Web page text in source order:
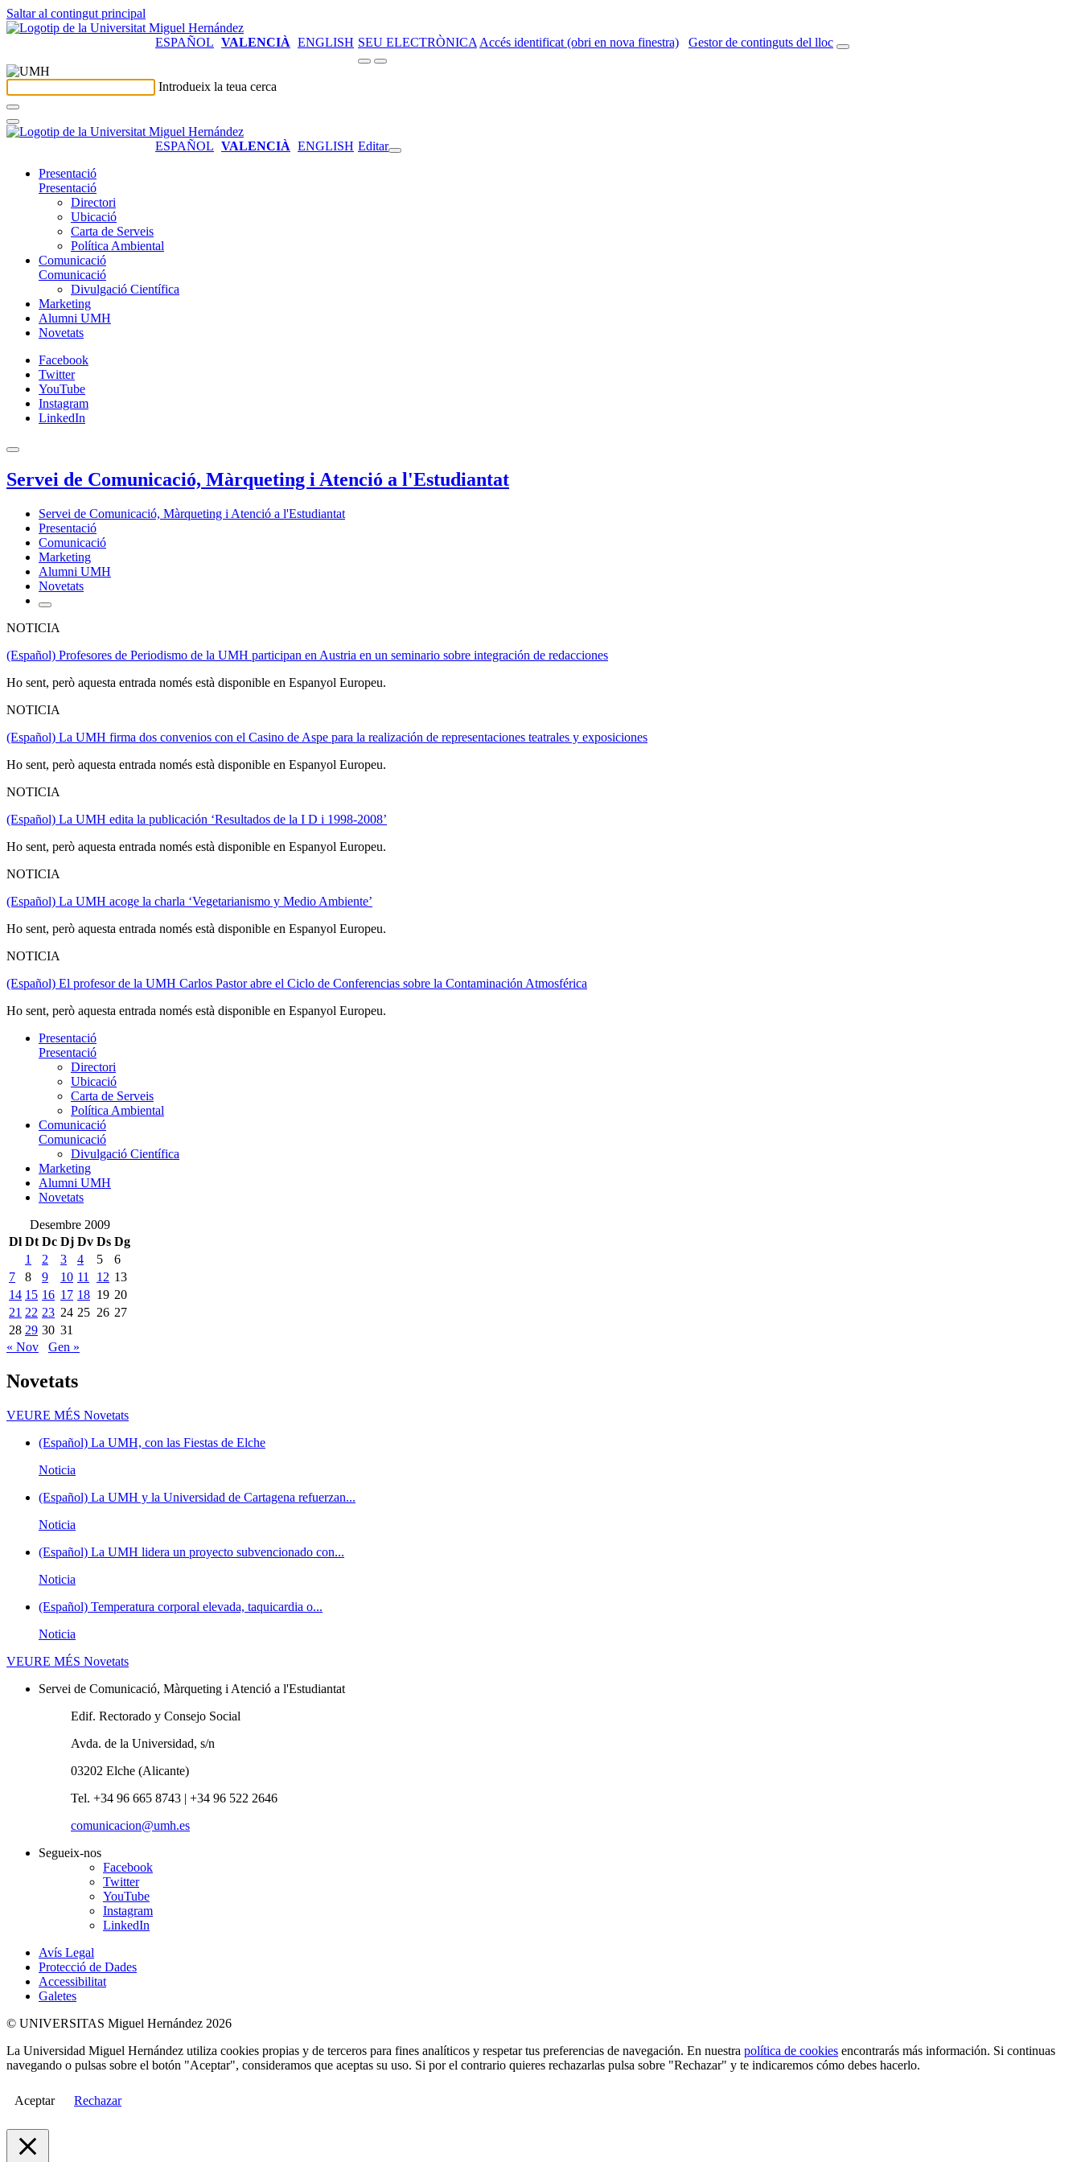
Saltar al contingut principal
ESPAÑOL VALENCIÀ ENGLISH SEU ELECTRÒNICA Accés identificat (obri en nova finestra) Gestor de continguts del lloc
Introdueix la teua cerca
ESPAÑOL VALENCIÀ ENGLISH Editar
Presentació
Presentació
Directori
Ubicació
Carta de Serveis
Política Ambiental
Comunicació
Comunicació
Divulgació Científica
Marketing
Alumni UMH
Novetats
Facebook
Twitter
YouTube
Instagram
LinkedIn
Servei de Comunicació, Màrqueting i Atenció a l'Estudiantat
Servei de Comunicació, Màrqueting i Atenció a l'Estudiantat
Presentació
Comunicació
Marketing
Alumni UMH
Novetats
NOTICIA
(Español) Profesores de Periodismo de la UMH participan en Austria en un seminario sobre integración de redacciones
Ho sent, però aquesta entrada només està disponible en Espanyol Europeu.
NOTICIA
(Español) La UMH firma dos convenios con el Casino de Aspe para la realización de representaciones teatrales y exposiciones
Ho sent, però aquesta entrada només està disponible en Espanyol Europeu.
NOTICIA
(Español) La UMH edita la publicación ‘Resultados de la I D i 1998-2008’
Ho sent, però aquesta entrada només està disponible en Espanyol Europeu.
NOTICIA
(Español) La UMH acoge la charla ‘Vegetarianismo y Medio Ambiente’
Ho sent, però aquesta entrada només està disponible en Espanyol Europeu.
NOTICIA
(Español) El profesor de la UMH Carlos Pastor abre el Ciclo de Conferencias sobre la Contaminación Atmosférica
Ho sent, però aquesta entrada només està disponible en Espanyol Europeu.
Presentació
Presentació
Directori
Ubicació
Carta de Serveis
Política Ambiental
Comunicació
Comunicació
Divulgació Científica
Marketing
Alumni UMH
Novetats
Desembre 2009
Dl Dt Dc Dj Dv Ds Dg
1
2 3 4 5
6
7
8 9 10 11 12 13
14 15 16 17 18 19 20
21 22 23 24 25 26 27
28 29 30 31
« Nov
Gen »
Novetats
VEURE MÉS Novetats
(Español) La UMH, con las Fiestas de Elche
Noticia
(Español) La UMH y la Universidad de Cartagena refuerzan...
Noticia
(Español) La UMH lidera un proyecto subvencionado con...
Noticia
(Español) Temperatura corporal elevada, taquicardia o...
Noticia
VEURE MÉS Novetats
Servei de Comunicació, Màrqueting i Atenció a l'Estudiantat
Edif. Rectorado y Consejo Social
Avda. de la Universidad, s/n
03202 Elche (Alicante)
Tel. +34 96 665 8743 | +34 96 522 2646
comunicacion@umh.es
Segueix-nos
Facebook
Twitter
YouTube
Instagram
LinkedIn
Avís Legal
Protecció de Dades
Accessibilitat
Galetes
© UNIVERSITAS Miguel Hernández 2026
La Universidad Miguel Hernández utiliza cookies propias y de terceros para fines analíticos y respetar tus preferencias de navegación. En nuestra política de cookies encontrarás más información. Si continuas
navegando o pulsas sobre el botón "Aceptar", consideramos que aceptas su uso. Si por el contrario quieres rechazarlas pulsa sobre "Rechazar" y te indicaremos cómo debes hacerlo.
Aceptar Rechazar